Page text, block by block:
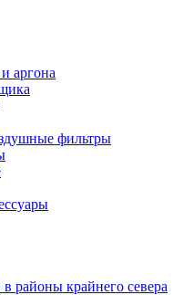
аргона
фильтры
районы крайнего севера